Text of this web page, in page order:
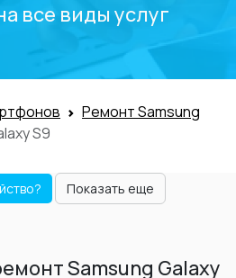
все виды услуг
Ремонт Samsung
S9
Показать еще
Samsung Galaxy